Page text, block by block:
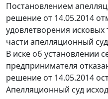
Постановлением
решение от 14.05.2014
удовлетворения
части апелляционный
В иске об установлении
предпринимателя
решение от 14.05.2014
Апелляционный суд